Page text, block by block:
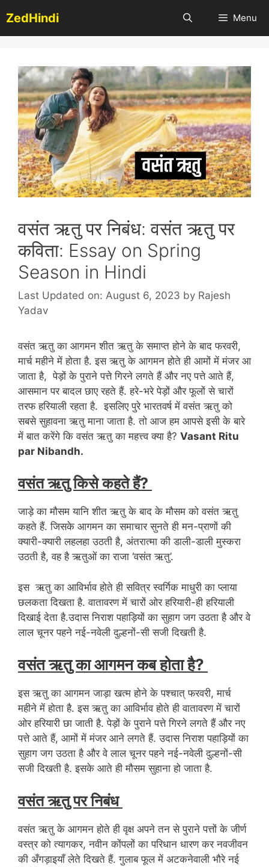
to
content
ZedHindi Menu
वसंत ऋतु पर निबंध: वसंत ऋतु पर
कविता: Essay on Spring
Season in Hindi
Last Updated on: August 6, 2023 by Rajesh
Yadav
वसंत ऋतु का आगमन शीत ऋतु के समाप्त होने के बाद फरवरी,
मार्च महीने में होता है. इस ऋतु के आगमन होते ही आमों में मंजर आ
जाता है, पेड़ों के पुराने पत्ते गिरने लगते हैं और नए पत्ते आते हैं,
आसमान पर बादल छाए रहते हैं. हरे-भरे पेड़ों और फूलों से चारों
तरफ हरियाली रहता है. इसलिए पुरे भारतवर्ष में वसंत ऋतु को
सबसे सुहावना ऋतु माना जाता है. तो आज हम आपसे इसी के बारे
में बात करेंगे कि वसंत ऋतु का महत्त्व क्या है? Vasant Ritu
par Nibandh.
वसंत ऋतु किसे कहते हैं?
जाड़े का मौसम यानि शीत ऋतु के बाद के मौसम को वसंत ऋतु
कहते हैं. जिसके आगमन का समाचार सुनते ही मन-प्राणों की
क्यारी-क्यारी लहलहा उठती है, अंतरात्मा की डाली-डाली मुस्करा
उठती है, वह है ऋतुओं का राजा ‘वसंत ऋतु’.
इस ऋतु का आविर्भाव होते ही सवित्र स्वर्गिक माधुरी का प्लाया
छलकता दिखता है. वातावरण में चारों ओर हरियारी-ही हरियाली
दिखाई देता है.उदास निराश पहाड़ियों का सुहाग जग उठता है और वे
लाल चूनर पहने नई-नवेली दुल्हनों-सी सजी दिखती है.
वसंत ऋतु का आगमन कब होता है?
इस ऋतु का आगमन जाड़ा खत्म होने के पश्चात् फरवरी, मार्च
महीने में होता है. इस ऋतु का आविर्भाव होते ही वातावरण में चारों
ओर हरियारी छा जाती है. पेड़ों के पुराने पत्ते गिरने लगते हैं और नए
पत्ते आते हैं, आमों में मंजर आने लगते हैं. उदास निराश पहाड़ियों का
सुहाग जग उठता है और वे लाल चूनर पहने नई-नवेली दुल्हनों-सी
सजी दिखती है. इसके आते ही मौसम सुहाना हो जाता है.
वसंत ऋतु पर निबंध
वसंत ऋतु के आगमन होते ही वृक्ष अपने तन से पुराने पत्तों के जीर्ण
वस्त्र को त्यागकर, नवीन कोंपलों का परिधान धारण कर नवजीवन
की अँगड़ाइयाँ लेते दिखते हैं. गुलाब फूल में अटकनेवाली भौरे नई